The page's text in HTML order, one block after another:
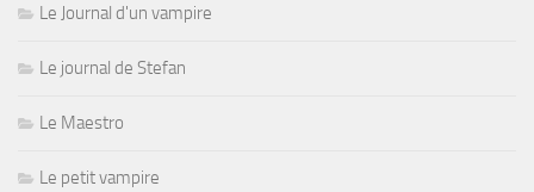
Le Journal d'un vampire
Le journal de Stefan
Le Maestro
Le petit vampire